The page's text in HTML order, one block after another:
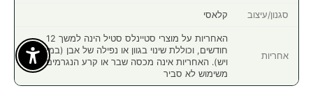
סגנון/עיצוב קלאסי
אחריות
האחריות על מוצרי סטיינלס סטיל הינה למשך 12
חודשים, וכוללת שינוי בגוון או נפילה של אבן (במידה
ויש). האחריות אינה מכסה שבר או קרע הנגרמים
משימוש לא סביר
Enable Accessibility